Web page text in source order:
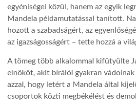
egyéniségei közül, hanem az egyik
Mandela példamutatással tanított.
hozott a szabadságért, az
az igazságosságért – tette hozzá a
A tömeg több alkalommal kifütyülte
elnököt, akit bírálói gyakran
azzal, hogy letért a Mandela által
csoportok közti megbékélést és